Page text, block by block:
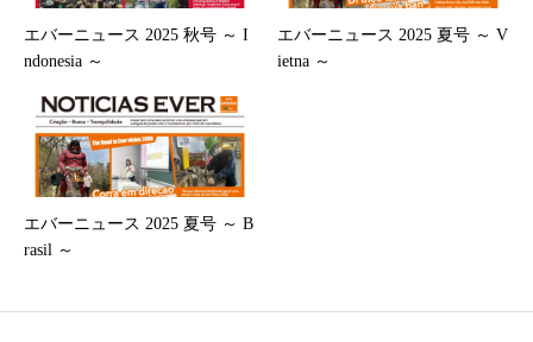
エバーニュース 2025 秋号 ～ I
ndonesia ～
エバーニュース 2025 夏号 ～ V
ietna ～
エバーニュース 2025 夏号 ～ B
rasil ～